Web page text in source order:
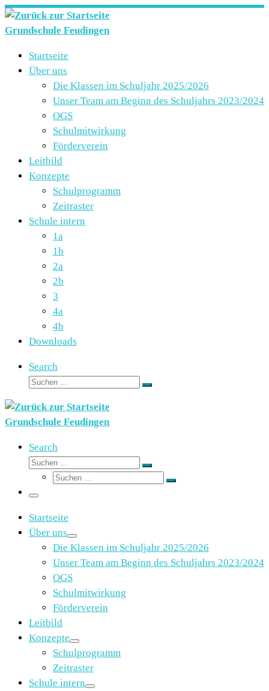
Zum
Inhalt
Grundschule Feudingen
Startseite
Über uns
Die Klassen im Schuljahr 2025/2026
Unser Team am Beginn des Schuljahrs 2023/2024
OGS
Schulmitwirkung
Förderverein
Leitbild
Konzepte
Schulprogramm
Zeitraster
Schule intern
1a
1b
2a
2b
3
4a
4b
Downloads
Search
Suche
Suchen …
Grundschule Feudingen
Search
Suche
Suchen …
Suche
Suchen …
Menü
Startseite
Über uns
Die Klassen im Schuljahr 2025/2026
Unser Team am Beginn des Schuljahrs 2023/2024
OGS
Schulmitwirkung
Förderverein
Leitbild
Konzepte
Schulprogramm
Zeitraster
Schule intern